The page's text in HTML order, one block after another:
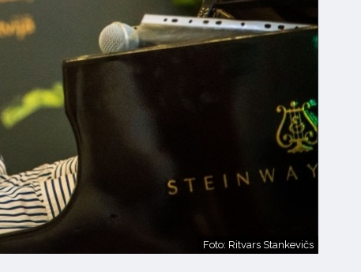
Foto: Ritvars Stankevičs